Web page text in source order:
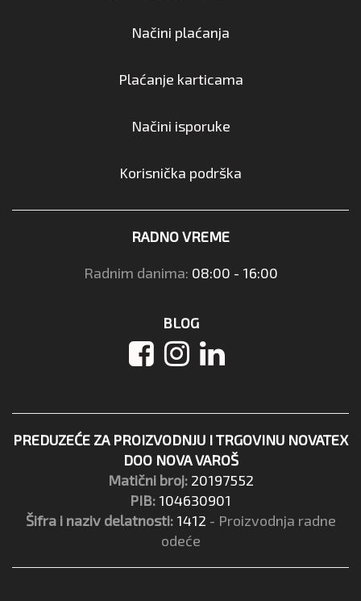
Načini plaćanja
Plaćanje karticama
Načini isporuke
Korisnička podrška
RADNO VREME
Radnim danima: 08:00 - 16:00
BLOG
PREDUZEĆE ZA PROIZVODNJU I TRGOVINU NOVATEX
DOO NOVA VAROŠ
Matični broj: 20197552
PIB: 104630901
Šifra i naziv delatnosti: 1412 - Proizvodnja radne
odeće